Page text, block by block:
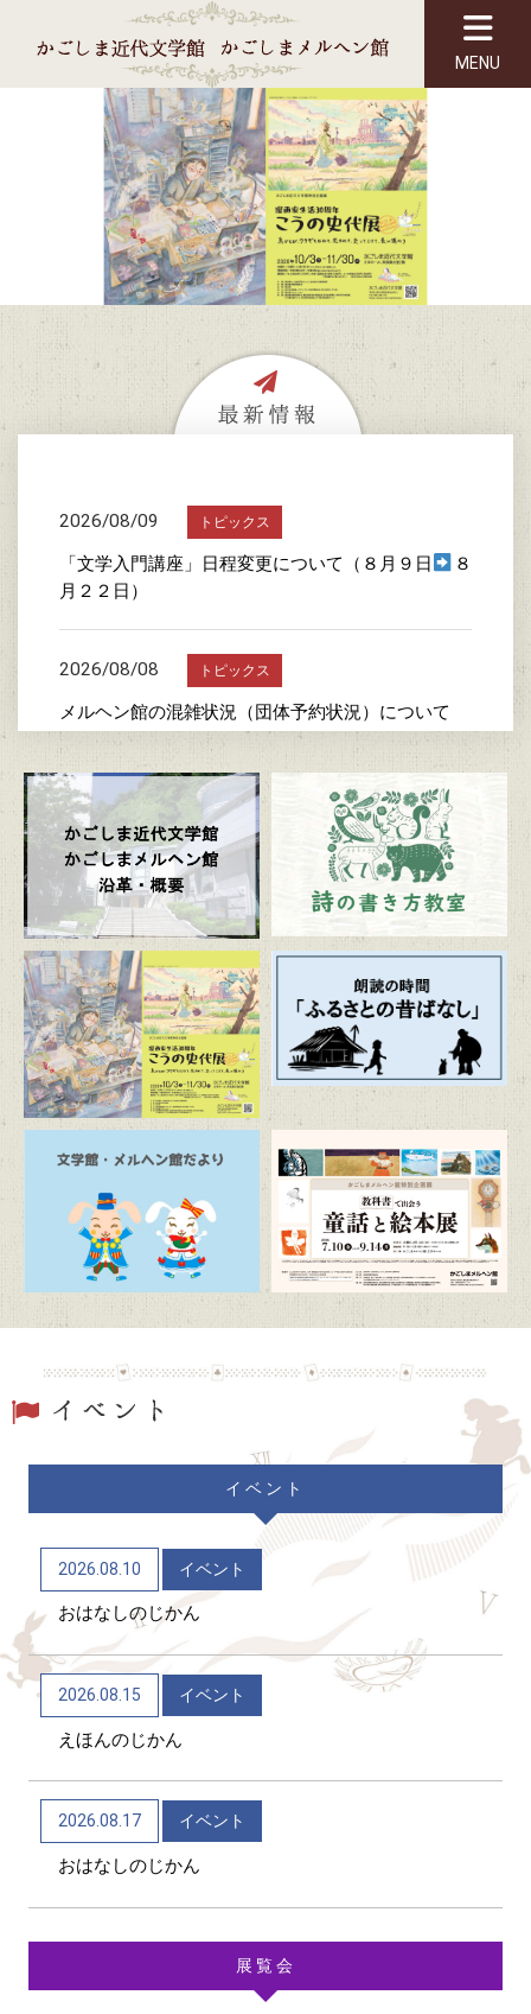
MENU
2026/08/09 トピックス
「文学入門講座」日程変更について（８月９日
８
月２２日）
2026/08/08 トピックス
メルヘン館の混雑状況（団体予約状況）について
2026/07/24 トピックス
詩の書き方教室
2026/07/23 トピックス
かごしま近代文学館特別企画展 「漫画家生活30周
年 こうの史代展 鳥がとび、ウサギもはねて、花
ゆれて、走ってこけて、長い道のり～かごしまスペ
シャルエディション～」
2026/07/20 トピックス
朗読の時間「ふるさとの昔ばなし」
2026/07/19 トピックス
駐車場および周辺道路混雑のお知らせ
「文学館・メルヘン館だより」(隔月発行)
トピックス
かごしまメルヘン館特別企画展「教科書で出会う童
話と絵本展」（7/10～9/14）
2026/06/04
かごしま近代文学館 企画展「Let’s go to the
mountains！～作家×山～」（12/9～R9/6/21）
2026/06/04 トピックス
かごしま近代文学館 テーマ展「向田邦子日本を旅
する～Bon Voyage～」（11/1～R9/3/15）
イベント
2026.08.10 イベント
おはなしのじかん
2026.08.15 イベント
えほんのじかん
2026.08.17 イベント
おはなしのじかん
展覧会